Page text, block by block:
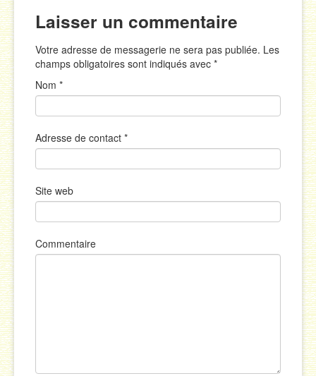
Laisser un commentaire
Votre adresse de messagerie ne sera pas publiée. Les
champs obligatoires sont indiqués avec *
Nom *
Adresse de contact *
Site web
Commentaire